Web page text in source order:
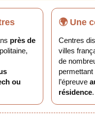
près de
ou
🌍 Une
Centres
villes
de
l’épreuve
résidence.